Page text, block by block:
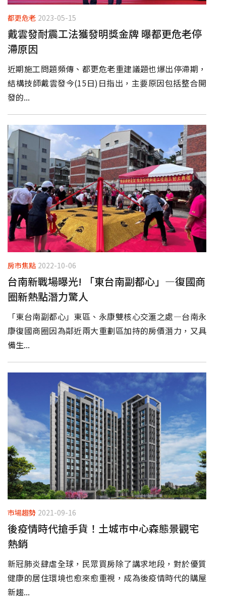
都更危老 2023-05-15
戴雲發耐震工法獲發明獎金牌 曝都更危老停
滯原因
近期施工問題頻傳、都更危老重建議題也爆出停滯期，
結構技師戴雲發今(15日)日指出，主要原因包括整合開
發的...
房市焦點 2022-10-06
台南新戰場曝光! 「東台南副都心」—復國商
圈新熱點潛力驚人
「東台南副都心」東區、永康雙核心交滙之處—台南永
康復國商圈因為鄰近兩大重劃區加持的房價潛力，又具
備生...
市場趨勢 2021-09-16
後疫情時代搶手貨！土城市中心森態景觀宅
熱銷
新冠肺炎肆虐全球，民眾買房除了講求地段，對於優質
健康的居住環境也愈來愈重視，成為後疫情時代的購屋
新趨...